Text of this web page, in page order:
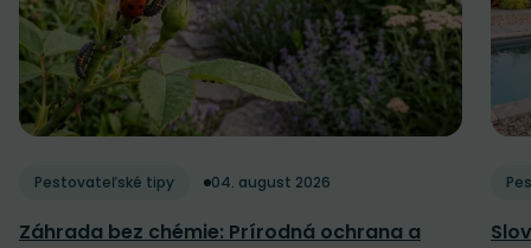
Pestovateľské tipy 04. august 2026
Záhrada bez chémie: Prírodná ochrana a